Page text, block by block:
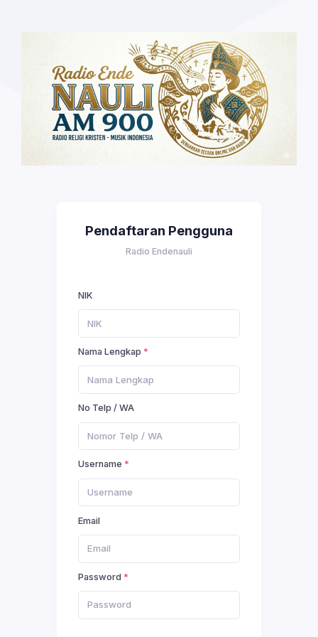
Pendaftaran Pengguna
Radio Endenauli
NIK
Nama Lengkap
No Telp / WA
Username
Email
Password